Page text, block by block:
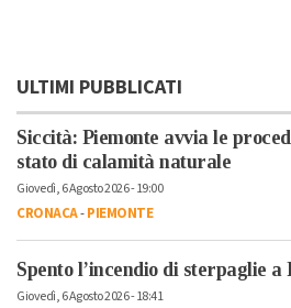
ULTIMI PUBBLICATI
Siccità: Piemonte avvia le
stato di calamità naturale
Giovedì, 6 Agosto 2026 - 19:00
CRONACA-PIEMONTE
Spento l’incendio di sterpaglie a
Giovedì, 6 Agosto 2026 - 18:41